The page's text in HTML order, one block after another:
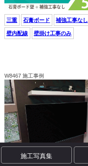
三重 石膏ボード 補強工事なし
壁内配線 壁掛け工事のみ
W8467 施工事例
施工写真集